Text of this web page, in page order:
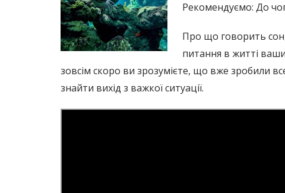
Рекомендуємо: До
Про що говорить
питання в житті
зовсім скоро ви зрозумієте, що вже зробили
знайти вихід з важкої ситуації.